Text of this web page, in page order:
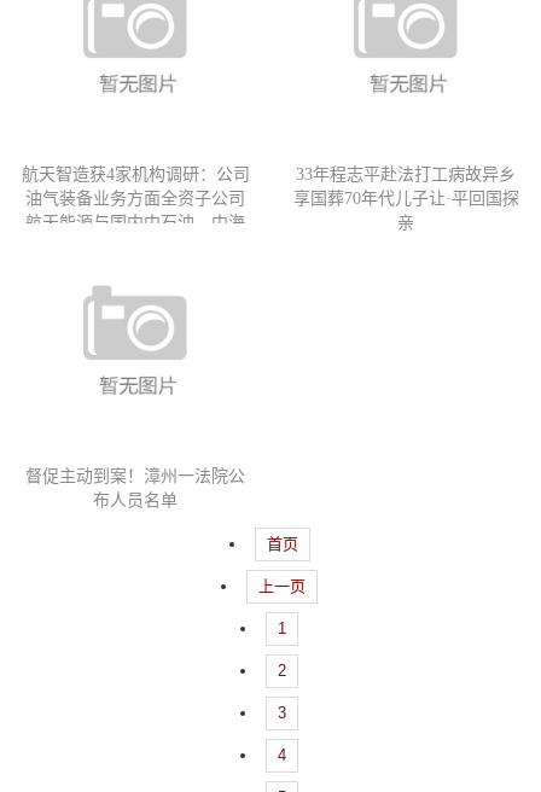
航天智造获4家机构调研：公司
油气装备业务方面全资子公司
航天能源与国内中石油、中海
33年程志平赴法打工病故异乡
享国葬70年代儿子让·平回国探
亲
督促主动到案！漳州一法院公
布人员名单
首页
上一页
1
2
3
4